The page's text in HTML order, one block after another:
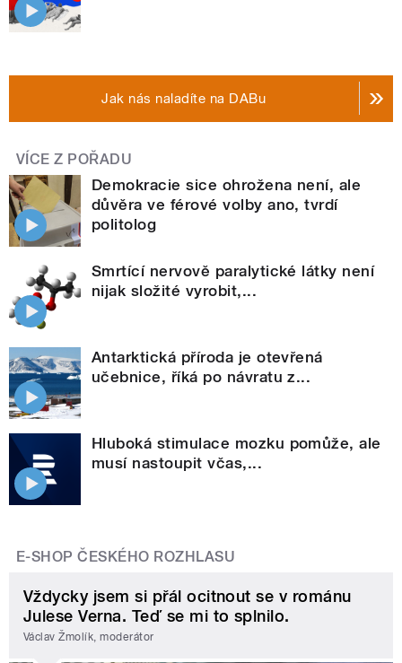
Jak nás naladíte na DABu
VÍCE Z POŘADU
Demokracie sice ohrožena není, ale
důvěra ve férové volby ano, tvrdí
politolog
Smrtící nervově paralytické látky není
nijak složité vyrobit,...
Antarktická příroda je otevřená
učebnice, říká po návratu z...
Hluboká stimulace mozku pomůže, ale
musí nastoupit včas,...
E-SHOP ČESKÉHO ROZHLASU
Vždycky jsem si přál ocitnout se v románu
Julese Verna. Teď se mi to splnilo.
Václav Žmolík, moderátor